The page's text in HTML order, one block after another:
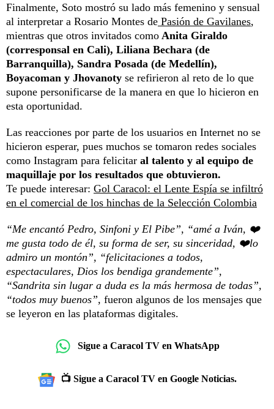
Finalmente, Soto mostró su lado más femenino y sensual
al interpretar a Rosario Montes de Pasión de Gavilanes,
mientras que otros invitados como Anita Giraldo
(corresponsal en Cali), Liliana Bechara (de
Barranquilla), Sandra Posada (de Medellín),
Boyacoman y Jhovanoty se refirieron al reto de lo que
supone personificarse de la manera en que lo hicieron en
esta oportunidad.
Las reacciones por parte de los usuarios en Internet no se
hicieron esperar, pues muchos se tomaron redes sociales
como Instagram para felicitar al talento y al equipo de
maquillaje por los resultados que obtuvieron.
Te puede interesar: Gol Caracol: el Lente Espía se infiltró
en el comercial de los hinchas de la Selección Colombia
“Me encantó Pedro, Sinfoni y El Pibe”, “amé a Iván, ❤️
me gusta todo de él, su forma de ser, su sinceridad, ❤️lo
admiro un montón”, “felicitaciones a todos,
espectaculares, Dios los bendiga grandemente”,
“Sandrita sin lugar a duda es la más hermosa de todas”,
“todos muy buenos”, fueron algunos de los mensajes que
se leyeron en las plataformas digitales.
Sigue a Caracol TV en WhatsApp
📺 Sigue a Caracol TV en Google Noticias.